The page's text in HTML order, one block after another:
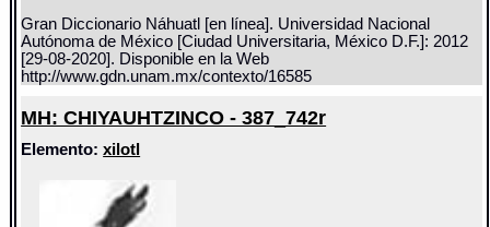
Gran Diccionario Náhuatl [en línea]. Universidad Nacional
Autónoma de México [Ciudad Universitaria, México D.F.]: 2012
[29-08-2020]. Disponible en la Web
http://www.gdn.unam.mx/contexto/16585
MH: CHIYAUHTZINCO - 387_742r
Elemento:xilotl